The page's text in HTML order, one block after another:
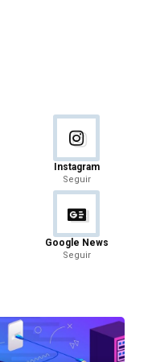
Instagram
Seguir
Google News
Seguir